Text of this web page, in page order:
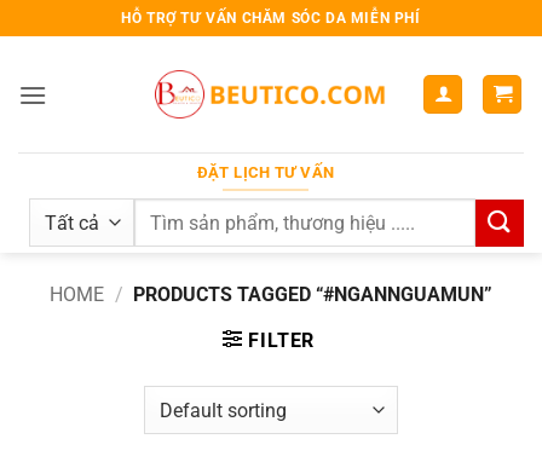
qua
dung
HỖ TRỢ TƯ VẤN CHĂM SÓC DA MIỄN PHÍ
ĐẶT LỊCH TƯ VẤN
Search
HOME / PRODUCTS TAGGED “#NGANNGUAMUN”
FILTER